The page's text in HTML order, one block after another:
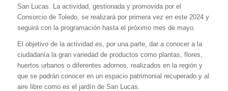
San Lucas. La actividad, gestionada y promovida por el
Consorcio de Toledo, se realizará por primera vez en este 2024 y
seguirá con la programación hasta el próximo mes de mayo.
El objetivo de la actividad es, por una parte, dar a conocer a la
ciudadanía la gran variedad de productos como plantas, flores,
huertos urbanos o diferentes adornos, realizados en la región y
que se podrán conocer en un espacio patrimonial recuperado y al
aire libre como es el jardín de San Lucas.